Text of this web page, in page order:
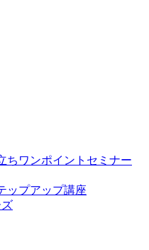
ちワンポイントセミナー
ップアップ講座